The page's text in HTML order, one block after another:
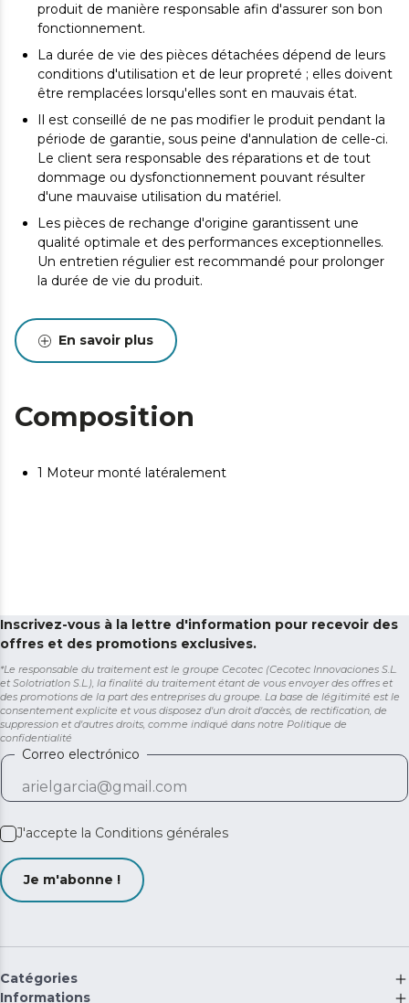
produit de manière responsable afin d'assurer son bon
fonctionnement.
La durée de vie des pièces détachées dépend de leurs
conditions d'utilisation et de leur propreté ; elles doivent
être remplacées lorsqu'elles sont en mauvais état.
Il est conseillé de ne pas modifier le produit pendant la
période de garantie, sous peine d'annulation de celle-ci.
Le client sera responsable des réparations et de tout
dommage ou dysfonctionnement pouvant résulter
d'une mauvaise utilisation du matériel.
Les pièces de rechange d'origine garantissent une
qualité optimale et des performances exceptionnelles.
Un entretien régulier est recommandé pour prolonger
la durée de vie du produit.
En savoir plus
Composition
1 Moteur monté latéralement
Inscrivez-vous à la lettre d'information pour recevoir des
offres et des promotions exclusives.
*Le responsable du traitement est le groupe Cecotec (Cecotec Innovaciones S.L.
et Solotriatlon S.L.), la finalité du traitement étant de vous envoyer des offres et
des promotions de la part des entreprises du groupe. La base de légitimité est le
consentement explicite et vous disposez d'un droit d'accès, de rectification, de
suppression et d'autres droits, comme indiqué dans notre Politique de
confidentialité
Correo electrónico
J'accepte la Conditions générales
Je m'abonne !
Catégories
Informations